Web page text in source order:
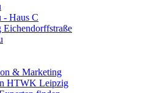
- Haus C
Eichendorffstraße
& Marketing
HTWK Leipzig